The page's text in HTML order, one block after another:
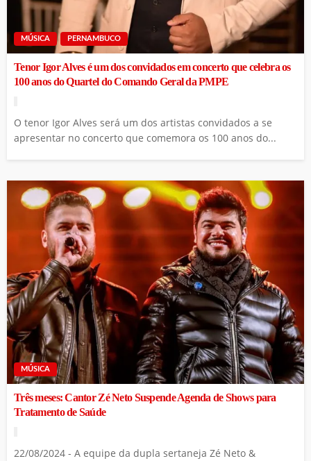
MÚSICA PERNAMBUCO
Tenor Igor Alves é um dos convidados em concerto que celebra os
100 anos do Quartel do Comando Geral da PMPE
O tenor Igor Alves será um dos artistas convidados a se
apresentar no concerto que comemora os 100 anos do...
MÚSICA
Três meses: Cantor Zé Neto Suspende Agenda de Shows para
Tratamento de Saúde
22/08/2024 - A equipe da dupla sertaneja Zé Neto &